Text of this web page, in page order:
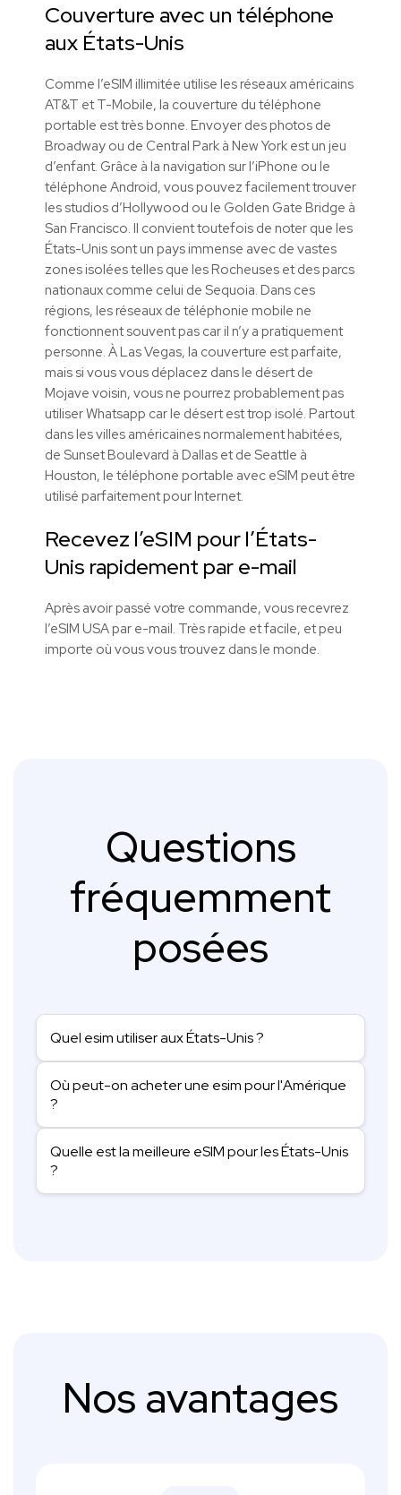
Couverture avec un téléphone
aux États-Unis
Comme l’eSIM illimitée utilise les réseaux américains
AT&T et T-Mobile, la couverture du téléphone
portable est très bonne. Envoyer des photos de
Broadway ou de Central Park à New York est un jeu
d’enfant. Grâce à la navigation sur l’iPhone ou le
téléphone Android, vous pouvez facilement trouver
les studios d’Hollywood ou le Golden Gate Bridge à
San Francisco. Il convient toutefois de noter que les
États-Unis sont un pays immense avec de vastes
zones isolées telles que les Rocheuses et des parcs
nationaux comme celui de Sequoia. Dans ces
régions, les réseaux de téléphonie mobile ne
fonctionnent souvent pas car il n’y a pratiquement
personne. À Las Vegas, la couverture est parfaite,
mais si vous vous déplacez dans le désert de
Mojave voisin, vous ne pourrez probablement pas
utiliser Whatsapp car le désert est trop isolé. Partout
dans les villes américaines normalement habitées,
de Sunset Boulevard à Dallas et de Seattle à
Houston, le téléphone portable avec eSIM peut être
utilisé parfaitement pour Internet.
Recevez l’eSIM pour l’États-
Unis rapidement par e-mail
Après avoir passé votre commande, vous recevrez
l’eSIM USA par e-mail. Très rapide et facile, et peu
importe où vous vous trouvez dans le monde.
Questions
fréquemment
posées
Quel esim utiliser aux États-Unis ?
Où peut-on acheter une esim pour l'Amérique
?
Quelle est la meilleure eSIM pour les États-Unis
?
Nos avantages